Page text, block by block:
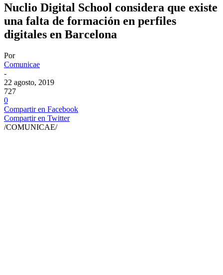
Nuclio Digital School considera que existe
una falta de formación en perfiles
digitales en Barcelona
Por
Comunicae
-
22 agosto, 2019
727
0
Compartir en Facebook
Compartir en Twitter
/COMUNICAE/